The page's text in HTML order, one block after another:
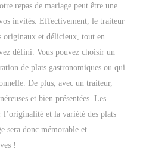
repas de mariage peut être une
invités. Effectivement, le traiteur
originaux et délicieux, tout en
défini. Vous pouvez choisir un
de plats gastronomiques ou qui
De plus, avec un traiteur,
et bien présentées. Les
l’originalité et la variété des plats
sera donc mémorable et
!